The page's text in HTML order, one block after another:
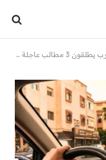
جماعية للتطبيقات المنافسة